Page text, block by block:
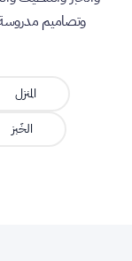
وتصاميم
المنزل
الخَبز